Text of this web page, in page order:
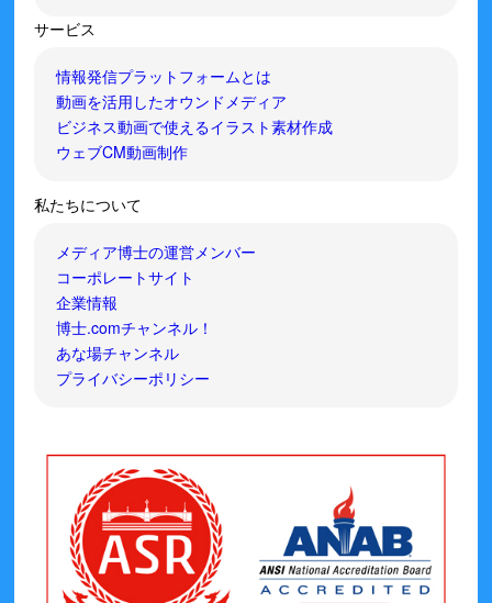
サービス
情報発信プラットフォームとは
動画を活用したオウンドメディア
ビジネス動画で使えるイラスト素材作成
ウェブCM動画制作
私たちについて
メディア博士の運営メンバー
コーポレートサイト
企業情報
博士.comチャンネル！
あな場チャンネル
プライバシーポリシー